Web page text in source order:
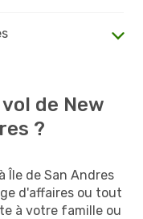
de New
?
Île de San Andres
d'affaires ou tout
à votre famille ou